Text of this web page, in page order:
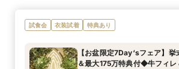
試食会 衣装試着 特典あり
【お盆限定7Day‘sフェア】
＆最大175万特典付◆牛フィレ